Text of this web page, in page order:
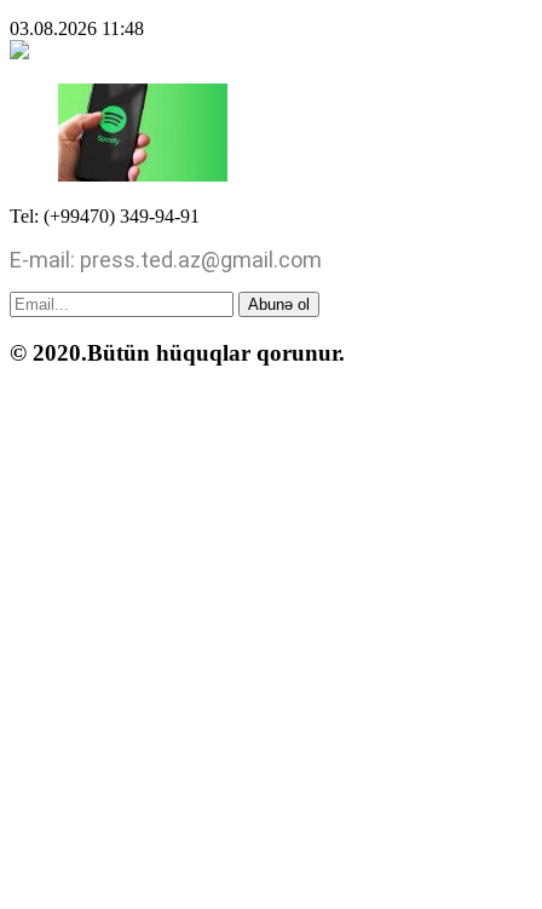
03.08.2026 11:48
Tel: (+99470) 349-94-91
E-mail: press.ted.az@gmail.com
Abunə ol
© 2020.Bütün hüquqlar qorunur.